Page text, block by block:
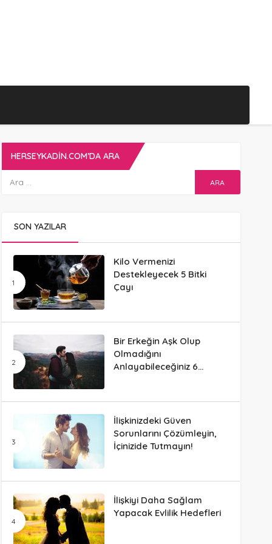
HERSEYKADIN.COM’DA ARA
SON YAZILAR
Kilo Vermenizi
Destekleyecek 5 Bitki
Çayı
Bir Erkeğin Aşk Olup
Olmadığını
Anlayabileceğiniz 6
İlişkinizdeki Güven
Sorunlarını Çözümleyin,
İçinizide Tutmayın!
İlişkiyi Daha Sağlam
Yapacak Evlilik Hedefleri